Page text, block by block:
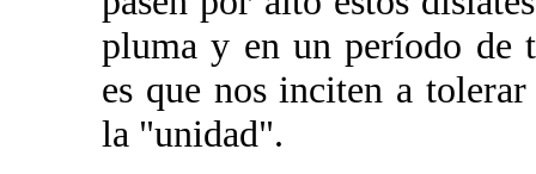
pluma y en un período de
es que nos inciten a
la "unidad".